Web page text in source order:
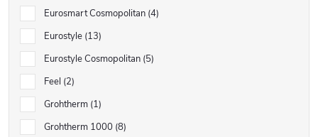
Eurosmart Cosmopolitan 4
Eurostyle 13
Eurostyle Cosmopolitan 5
Feel 2
Grohtherm 1
Grohtherm 1000 8